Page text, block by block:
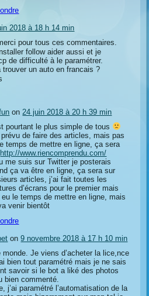
2018 à 18 h 14 min
pour tous ces commentaires.
follow aider aussi et je
de difficulté à le paramétrer.
trouver un auto en francais ?
on 24 juin 2018 à 20 h 39 min
pourtant le plus simple de tous
prévu de faire des articles, mais pas
temps de mettre en ligne, ça sera
http://www.riencomprendu.com/
me suis sur Twitter je posterais
ça va être en ligne, ça sera sur
articles, j’ai fait toutes les
d’écrans pour le premier mais
eu le temps de mettre en ligne, mais
venir bientôt
on9 novembre 2018 à 17 h 10 min
monde. Je viens d’acheter la lice,nce
bien tout paramétré mais je ne sais
savoir si le bot a liké des photos
bien commenté.
j’ai paramétré l’automatisation de la